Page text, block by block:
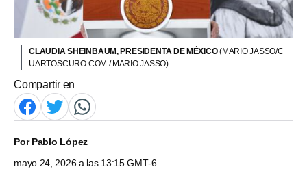
CLAUDIA SHEINBAUM, PRESIDENTA DE MÉXICO(MARIO JASSO/C
UARTOSCURO.COM / MARIO JASSO)
Compartir en
PorPablo López
mayo 24, 2026 a las 13:15 GMT-6